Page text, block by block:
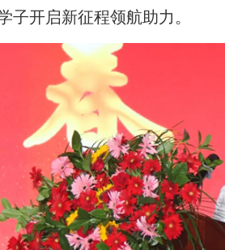
子开启新征程领航助力。